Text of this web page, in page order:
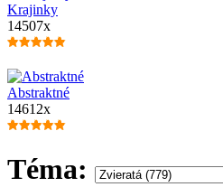
Krajinky
14507x
Abstraktné
14612x
Téma: